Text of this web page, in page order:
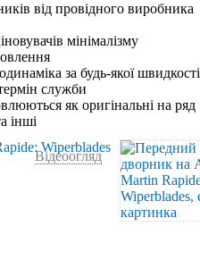
від провідного виробника
мінімалізму
за будь-якої швидкості
служби
як оригінальні на ряд
інші
Відеоогляд